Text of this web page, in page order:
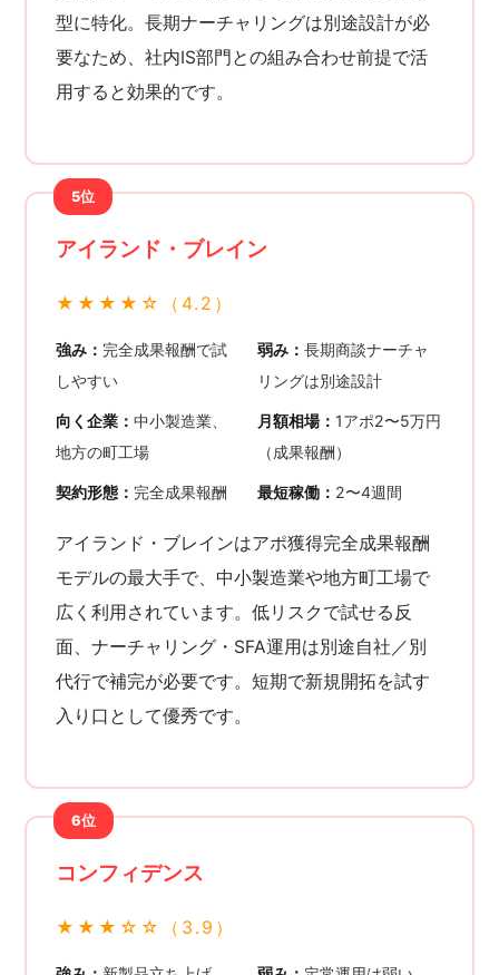
型に特化。長期ナーチャリングは別途設計が必
要なため、社内IS部門との組み合わせ前提で活
用すると効果的です。
5位
アイランド・ブレイン
★★★★☆（4.2）
強み： 完全成果報酬で試
しやすい
弱み： 長期商談ナーチャ
リングは別途設計
向く企業：中小製造業、
地方の町工場
月額相場： 1アポ2〜5万円
（成果報酬）
契約形態： 完全成果報酬 最短稼働： 2〜4週間
アイランド・ブレインはアポ獲得完全成果報酬
モデルの最大手で、中小製造業や地方町工場で
広く利用されています。低リスクで試せる反
面、ナーチャリング・SFA運用は別途自社／別
代行で補完が必要です。短期で新規開拓を試す
入り口として優秀です。
6位
コンフィデンス
★★★☆☆（3.9）